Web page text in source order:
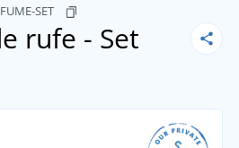
SET
rufe - Set